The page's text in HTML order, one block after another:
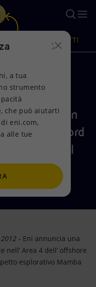
di intelligenza
PRODOTTI
successo in
Mamba Nord
il
- Eni annuncia una
nell’ Area 4 dell’ offshore
esplorativo Mamba
a tua
strumento
che può aiutarti
eni.com,
alle tue